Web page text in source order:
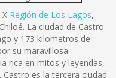
Región de Los Lagos,
La ciudad de Castro
y 173 kilometros de
su maravillosa
rica en mitos y leyendas,
es la tercera ciudad